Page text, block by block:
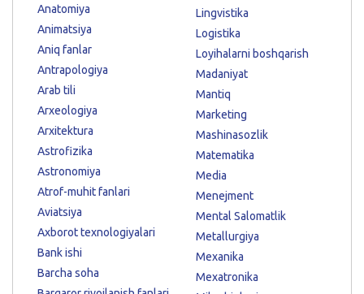
Anatomiya
Animatsiya
Aniq fanlar
Antrapologiya
Arab tili
Arxeologiya
Arxitektura
Astrofizika
Astronomiya
Atrof-muhit fanlari
Aviatsiya
Axborot texnologiyalari
Bank ishi
Barcha soha
Lingvistika
Logistika
Loyihalarni boshqarish
Madaniyat
Mantiq
Marketing
Mashinasozlik
Matematika
Media
Menejment
Mental Salomatlik
Metallurgiya
Mexanika
Mexatronika